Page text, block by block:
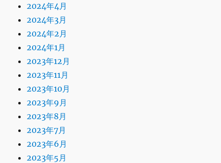
2024年4月
2024年3月
2024年2月
2024年1月
2023年12月
2023年11月
2023年10月
2023年9月
2023年8月
2023年7月
2023年6月
2023年5月